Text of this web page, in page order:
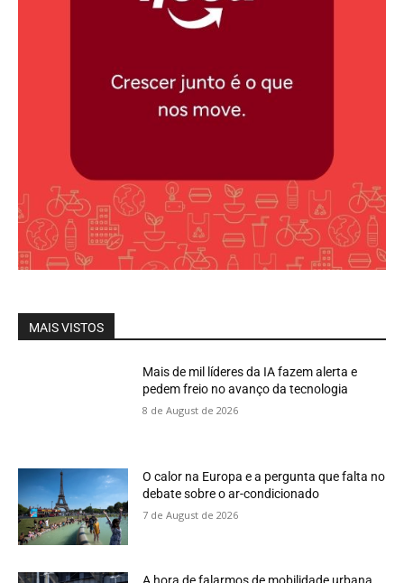
MAIS VISTOS
Mais de mil líderes da IA fazem alerta e
pedem freio no avanço da tecnologia
8 de August de 2026
O calor na Europa e a pergunta que falta no
debate sobre o ar-condicionado
7 de August de 2026